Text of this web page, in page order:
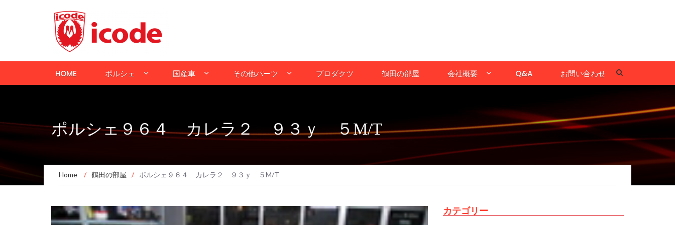
HOME ポルシェ 国産車 その他パーツ プロダクツ 鶴田の部屋 会社概要 Q&A お問い合わせ
ポルシェ９６４ カレラ２ ９３ｙ ５M/T
Home / 鶴田の部屋 / ポルシェ９６４ カレラ２ ９３ｙ ５M/T
カテゴリー